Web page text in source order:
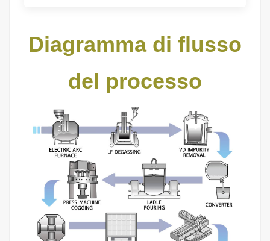
Diagramma di flusso
del processo